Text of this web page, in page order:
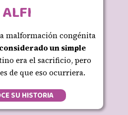
ALFI
malformación congénita
un simple
era el sacrificio, pero
de que eso ocurriera.
SU HISTORIA